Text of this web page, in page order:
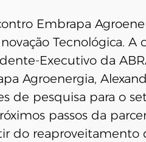
Embrapa
Tecnológica.
Executivo da
Agroenergia,
de pesquisa para o
passos da
do reaproveitamento